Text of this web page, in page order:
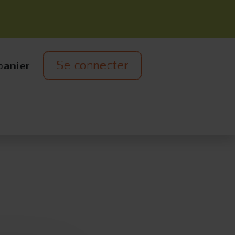
Se connecter